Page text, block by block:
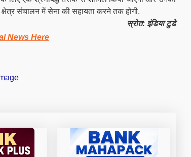
संचालन में सेना की सहायता करने तक होगी.
स्रोत: इंडिया टुडे
News Here